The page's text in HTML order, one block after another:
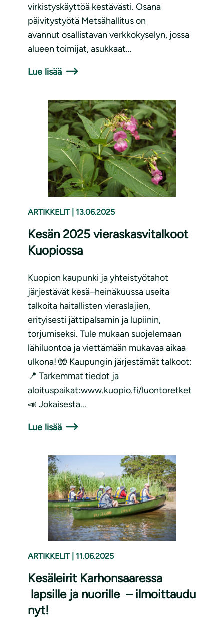
virkistyskäyttöä kestävästi. Osana
päivitystyötä Metsähallitus on
avannut osallistavan verkkokyselyn, jossa
alueen toimijat, asukkaat...
Lue lisää
ARTIKKELIT 13.06.2025
Kesän 2025 vieraskasvitalkoot
Kuopiossa
Kuopion kaupunki ja yhteistyötahot
järjestävät kesä–heinäkuussa useita
talkoita haitallisten vieraslajien,
erityisesti jättipalsamin ja lupiinin,
torjumiseksi. Tule mukaan suojelemaan
lähiluontoa ja viettämään mukavaa aikaa
ulkona! 🧤 Kaupungin järjestämät talkoot:
📍 Tarkemmat tiedot ja
aloituspaikat:www.kuopio.fi/luontoretket
📣 Jokaisesta...
Lue lisää
ARTIKKELIT 11.06.2025
Kesäleirit Karhonsaaressa
lapsille ja nuorille – ilmoittaudu
nyt!